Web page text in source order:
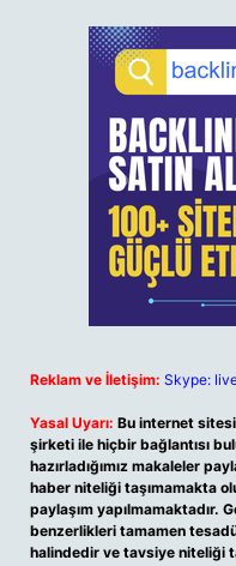
Reklam ve İletişim: Skype:
Yasal Uyarı: Bu internet
şirketi ile hiçbir bağlantısı
hazırladığımız makaleler
haber niteliği taşımamakta
paylaşım yapılmamaktadır.
benzerlikleri tamamen
halindedir ve tavsiye niteliği